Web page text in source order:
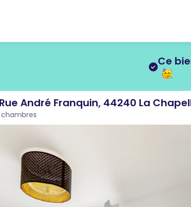
Ce
André Franquin, 44240 La
chambres